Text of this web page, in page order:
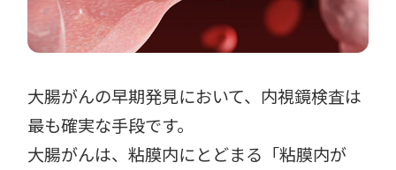
大腸がんの早期発見において、内視鏡検査は
最も確実な手段です。
大腸がんは、粘膜内にとどまる「粘膜内が